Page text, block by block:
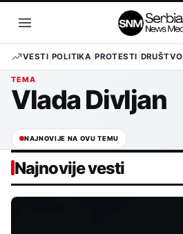
sadržaj
Otvori
meni
VESTI POLITIKA PROTESTI DRUŠTVO
TEMA
Vlada Divljan
NAJNOVIJE NA OVU TEMU
Najnovije vesti